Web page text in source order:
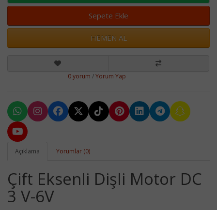
Sepete Ekle
HEMEN AL
0 yorum /Yorum Yap
Açıklama Yorumlar (0)
Çift Eksenli Dişli Motor DC
3 V-6V